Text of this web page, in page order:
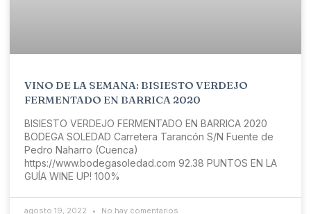
VINO DE LA SEMANA: BISIESTO VERDEJO
FERMENTADO EN BARRICA 2020
BISIESTO VERDEJO FERMENTADO EN BARRICA 2020
BODEGA SOLEDAD Carretera Tarancón S/N Fuente de
Pedro Naharro (Cuenca)
https://www.bodegasoledad.com 92.38 PUNTOS EN LA
GUÍA WINE UP! 100%
agosto 19, 2022 No hay comentarios